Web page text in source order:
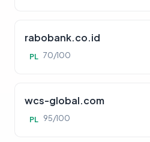
rabobank.co.id
PL 70/100
wcs-global.com
PL 95/100